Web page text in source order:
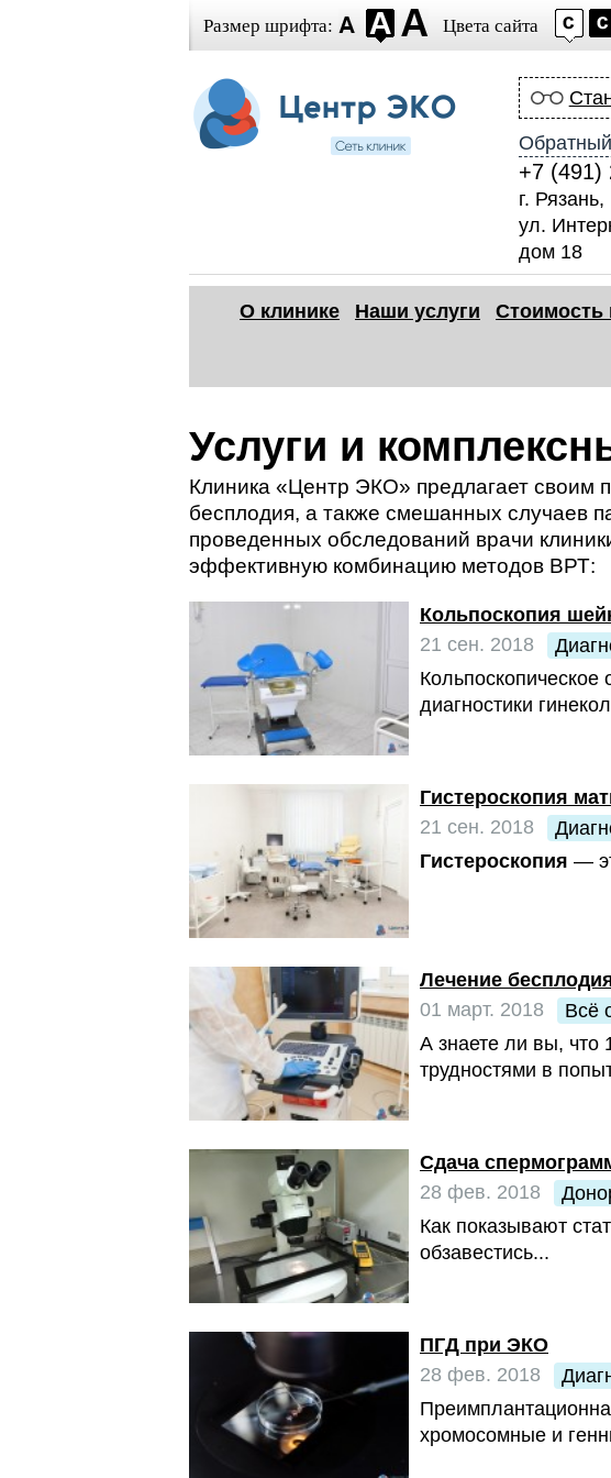
Размер шрифта: Цвета сайта
+7 (491)
г. Рязань,
ул.
дом 18
О клинике Наши услуги Стоимость
Услуги и
Клиника «Центр ЭКО» предлагает своим
бесплодия, а также смешанных случаев
проведенных обследований врачи
эффективную комбинацию методов ВРТ:
Кольпоскопия
21 сен. 2018
диагностики
Гистероскопия
21 сен. 2018
Гистероскопия —
Лечение
01 март. 2018
Всё
А знаете ли вы, что
трудностями в
Сдача
28 фев. 2018
Как показывают
обзавестись...
ПГД при ЭКО
28 фев. 2018
хромосомные и